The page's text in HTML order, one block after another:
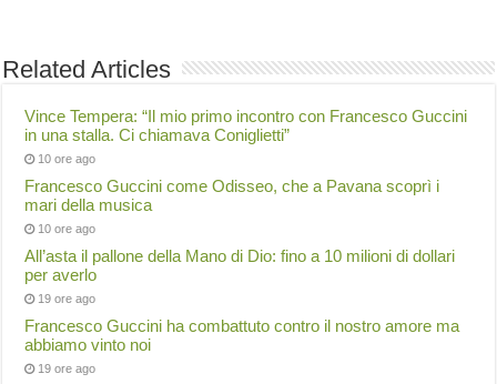
Related Articles
Vince Tempera: “Il mio primo incontro con Francesco Guccini
in una stalla. Ci chiamava Coniglietti”
10 ore ago
Francesco Guccini come Odisseo, che a Pavana scoprì i
mari della musica
10 ore ago
All’asta il pallone della Mano di Dio: fino a 10 milioni di dollari
per averlo
19 ore ago
Francesco Guccini ha combattuto contro il nostro amore ma
abbiamo vinto noi
19 ore ago